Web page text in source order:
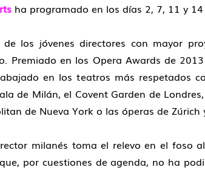
ha programado en los días 2, 7, 11 y 14
los jóvenes directores con mayor
Premiado en los Opera Awards de
en los teatros más respetados
de Milán, el Covent Garden de
de Nueva York o las óperas de Zúrich
milanés toma el relevo en el foso
por cuestiones de agenda, no ha